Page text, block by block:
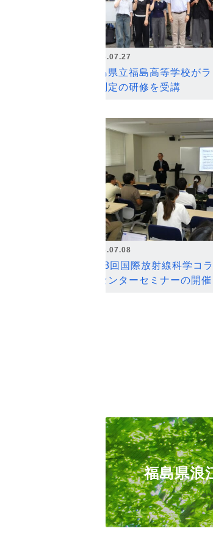
2026.07.27
福島県立福島高等学校が
ン測定の研修を受講
2026.07.08
第18回国際放射線科学コ
ンセンターセミナーの開催
福島県浪